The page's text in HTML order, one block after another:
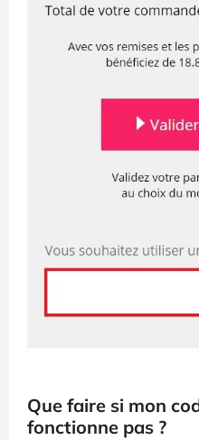
Que faire si mon
fonctionne pas ?